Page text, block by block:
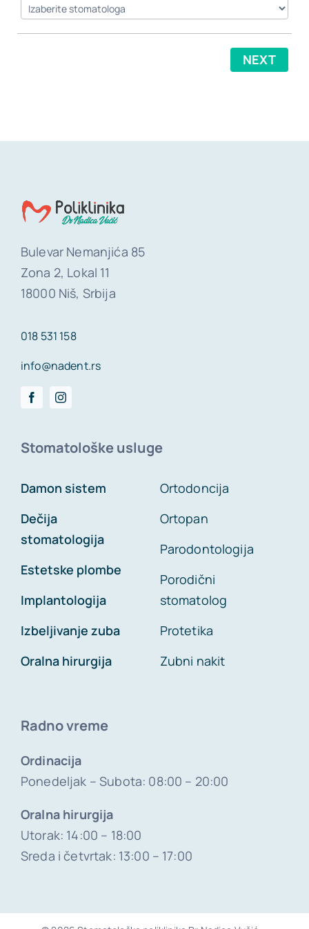
Kontakt
NEXT
Bulevar Nemanjića 85
Zona 2, Lokal 11
18000 Niš, Srbija
018 531 158
info@nadent.rs
Stomatološke usluge
Damon sistem
Dečija
stomatologija
Estetske plombe
Implantologija
Izbeljivanje zuba
Oralna hirurgija
Ortodoncija
Ortopan
Parodontologija
Porodični
stomatolog
Protetika
Zubni nakit
Radno vreme
Ordinacija
Ponedeljak – Subota: 08:00 – 20:00
Oralna hirurgija
Utorak: 14:00 – 18:00
Sreda i četvrtak: 13:00 – 17:00